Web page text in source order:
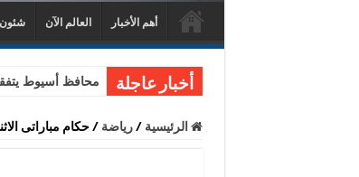
أهم الأخبار العالم الآن شئون
أخبار عاجلة محافظ أسيوط
الرئيسية /رياضة /حكام مباراتى